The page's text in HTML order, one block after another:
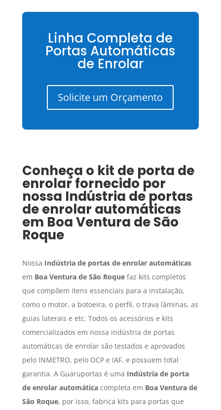
Linha Completa de
Portas Automáticas
de Enrolar
Solicite um Orçamento
Conheça o kit de porta de
enrolar fornecido por
nossa Indústria de portas
de enrolar automáticas
em Boa Ventura de São
Roque
Nossa Indústria de portas de enrolar automáticas
em Boa Ventura de São Roquefaz kits completos
que compõem itens essenciais para a instalação,
como o motor, a botoeira, o perfil, o trava lâminas, as
guias laterais e etc. Todos os acessórios e kits
comercializados em nossa indústria de portas
automáticas de enrolar são testados e aprovados
pelo INMETRO, pelo OCP e IAF, e possuem total
garantia. A Guaruportas é uma Indústria de porta
de enrolar automáticacompleta em Boa Ventura de
São Roque, por isso, fabrica kits para portas que